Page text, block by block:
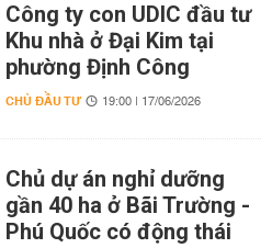
Công ty con UDIC đầu tư
Khu nhà ở Đại Kim tại
phường Định Công
CHỦ ĐẦU TƯ 19:00 | 17/06/2026
Chủ dự án nghỉ dưỡng
gần 40 ha ở Bãi Trường -
Phú Quốc có động thái